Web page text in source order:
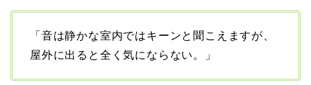
「音は静かな室内ではキーンと聞こえますが、
屋外に出ると全く気にならない。」